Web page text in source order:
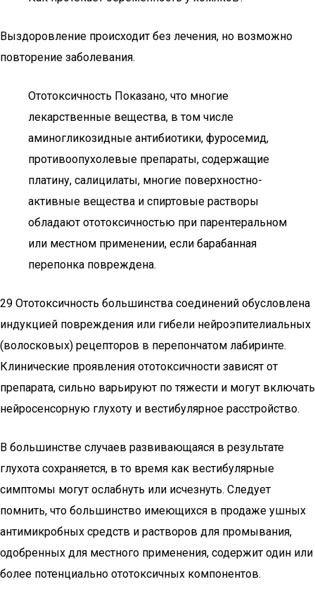
Выздоровление происходит без лечения, но возможно
повторение заболевания.
Ототоксичность Показано, что многие
лекарственные вещества, в том числе
аминогликозидные антибиотики, фуросемид,
противоопухолевые препараты, содержащие
платину, салицилаты, многие поверхностно-
активные вещества и спиртовые растворы
обладают ототоксичностью при парентеральном
или местном применении, если барабанная
перепонка повреждена.
29 Ототоксичность большинства соединений обусловлена
индукцией повреждения или гибели нейроэпителиальных
(волосковых) рецепторов в перепончатом лабиринте.
Клинические проявления ототоксичности зависят от
препарата, сильно варьируют по тяжести и могут включать
нейросенсорную глухоту и вестибулярное расстройство.
В большинстве случаев развивающаяся в результате
глухота сохраняется, в то время как вестибулярные
симптомы могут ослабнуть или исчезнуть. Следует
помнить, что большинство имеющихся в продаже ушных
антимикробных средств и растворов для промывания,
одобренных для местного применения, содержит один или
более потенциально ототоксичных компонентов.